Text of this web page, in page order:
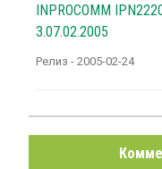
INPROCOMM
3.07.02.2005
Релиз - 2005-02-24